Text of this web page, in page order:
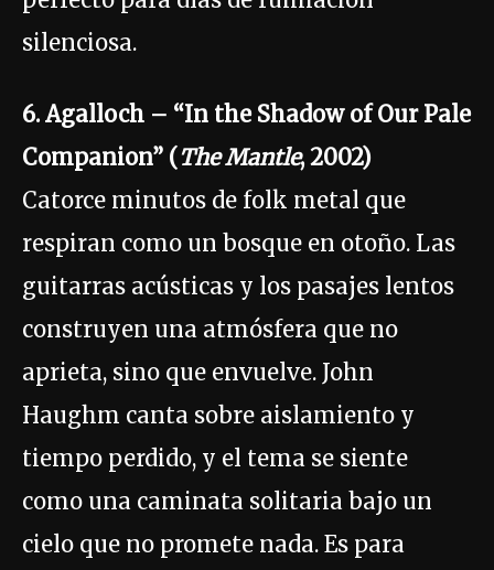
silenciosa.
6. Agalloch – “In the Shadow of Our Pale
Companion” (The Mantle, 2002)
Catorce minutos de folk metal que
respiran como un bosque en otoño. Las
guitarras acústicas y los pasajes lentos
construyen una atmósfera que no
aprieta, sino que envuelve. John
Haughm canta sobre aislamiento y
tiempo perdido, y el tema se siente
como una caminata solitaria bajo un
cielo que no promete nada. Es para